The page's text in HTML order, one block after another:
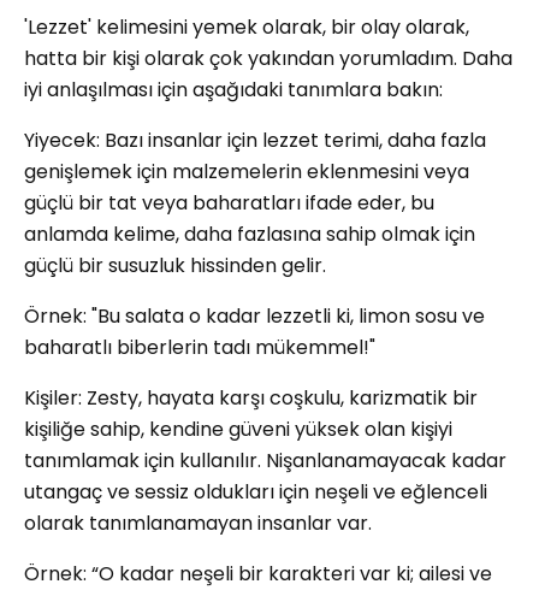
'Lezzet' kelimesini yemek olarak, bir olay olarak,
hatta bir kişi olarak çok yakından yorumladım. Daha
iyi anlaşılması için aşağıdaki tanımlara bakın:
Yiyecek: Bazı insanlar için lezzet terimi, daha fazla
genişlemek için malzemelerin eklenmesini veya
güçlü bir tat veya baharatları ifade eder, bu
anlamda kelime, daha fazlasına sahip olmak için
güçlü bir susuzluk hissinden gelir.
Örnek: "Bu salata o kadar lezzetli ki, limon sosu ve
baharatlı biberlerin tadı mükemmel!"
Kişiler: Zesty, hayata karşı coşkulu, karizmatik bir
kişiliğe sahip, kendine güveni yüksek olan kişiyi
tanımlamak için kullanılır. Nişanlanamayacak kadar
utangaç ve sessiz oldukları için neşeli ve eğlenceli
olarak tanımlanamayan insanlar var.
Örnek: “O kadar neşeli bir karakteri var ki; ailesi ve